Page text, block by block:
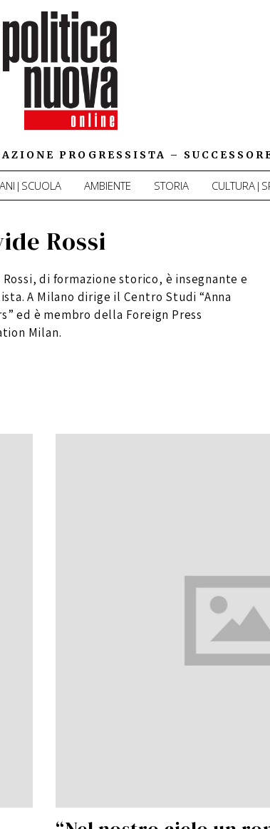
PROGRESSISTA –
AMBIENTE STORIA
Rossi
Rossi, di formazione storico, è insegnante e
A Milano dirige il Centro Studi “Anna
ed è membro della Foreign Press
Milan.